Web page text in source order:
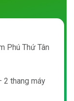
Phú Thứ Tân
2 thang máy